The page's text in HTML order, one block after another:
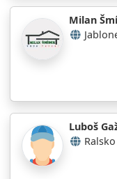
Milan
Luboš
Ralsko